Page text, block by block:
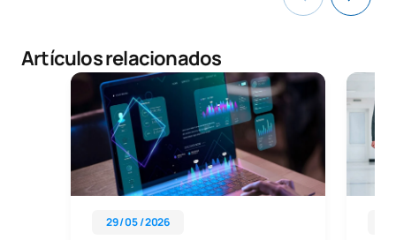
Artículos relacionados
29 / 05 / 2026